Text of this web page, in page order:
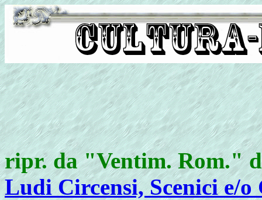
ripr. da "Ventim. Rom."
Ludi Circensi, Scenici e/